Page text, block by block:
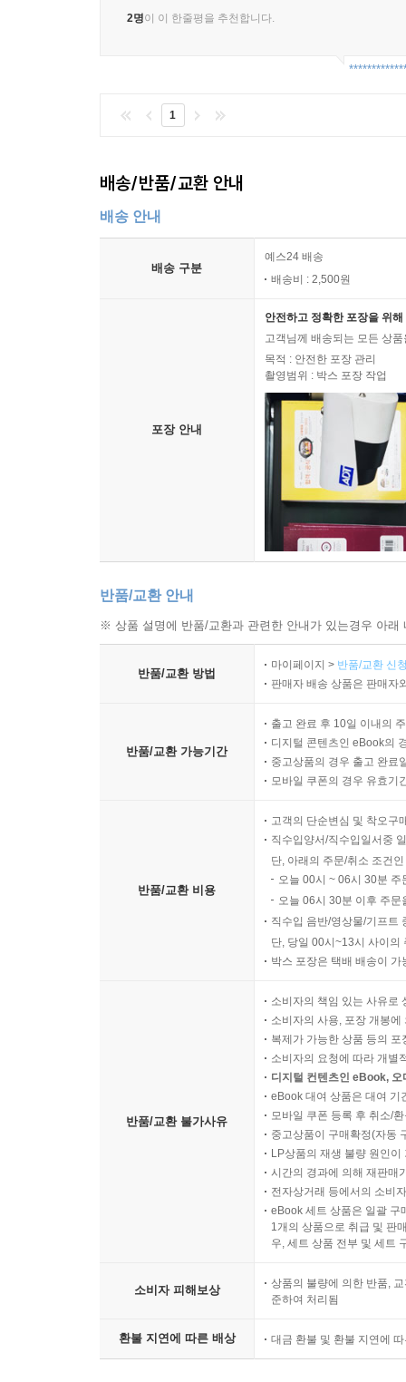
2명이 이 한줄평을 추천합니다.
1
배송/반품/교환 안내
배송 안내
배송 구분
예스24 배송
배송비 : 2,500원
포장 안내
안전하고 정확한 포장을 위
고객님께 배송되는 모든 상
목적 : 안전한 포장 관리
촬영범위 : 박스 포장 작업
반품/교환 안내
※ 상품 설명에 반품/교환과 관련한 안내가 있는경우 아
반품/교환 방법
마이페이지 > 반품/교환 신
판매자 배송 상품은 판매자
반품/교환 가능기간
출고 완료 후 10일 이내의
디지털 콘텐츠인 eBook의
중고상품의 경우 출고 완료
모바일 쿠폰의 경우 유효기
반품/교환 비용
고객의 단순변심 및 착오구
직수입양서/직수입일서중
단, 아래의 주문/취소 조건
오늘 00시 ~ 06시 30분
오늘 06시 30분 이후 주
직수입 음반/영상물/기프트
단, 당일 00시~13시 사이의
박스 포장은 택배 배송이
반품/교환 불가사유
소비자의 책임 있는 사유로
소비자의 사용, 포장 개봉
복제가 가능한 상품 등의
소비자의 요청에 따라 개별
디지털 컨텐츠인 eBook,
eBook 대여 상품은 대여 기
모바일 쿠폰 등록 후 취소/
중고상품이 구매확정(자동
LP상품의 재생 불량 원인
시간의 경과에 의해 재판매
전자상거래 등에서의 소비
eBook 세트 상품은 일괄 구
1개의 상품으로 취급 및 판
우, 세트 상품 전부 및 세트
소비자 피해보상
상품의 불량에 의한 반품,
준하여 처리됨
환불 지연에 따른 배상 대금 환불 및 환불 지연에